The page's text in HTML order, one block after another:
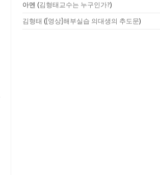
아멘 (김형태교수는 누구인가?)
김형태 ( [영상]해부실습 의대생의 추도문)